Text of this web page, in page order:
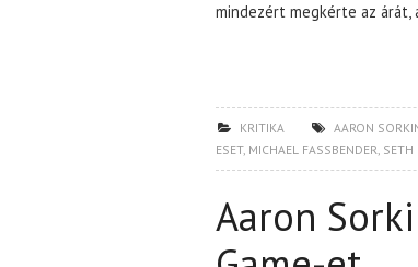
mindezért megkérte az
KRITIKA AARON
ESET, MICHAEL FASSBENDER, SETH
Aaron